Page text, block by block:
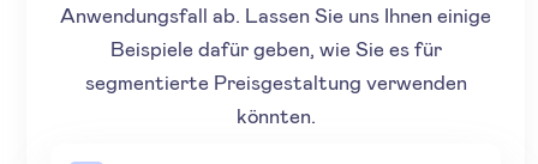
Anwendungsfall ab. Lassen Sie uns Ihnen einige
Beispiele dafür geben, wie Sie es für
segmentierte Preisgestaltung verwenden
könnten.